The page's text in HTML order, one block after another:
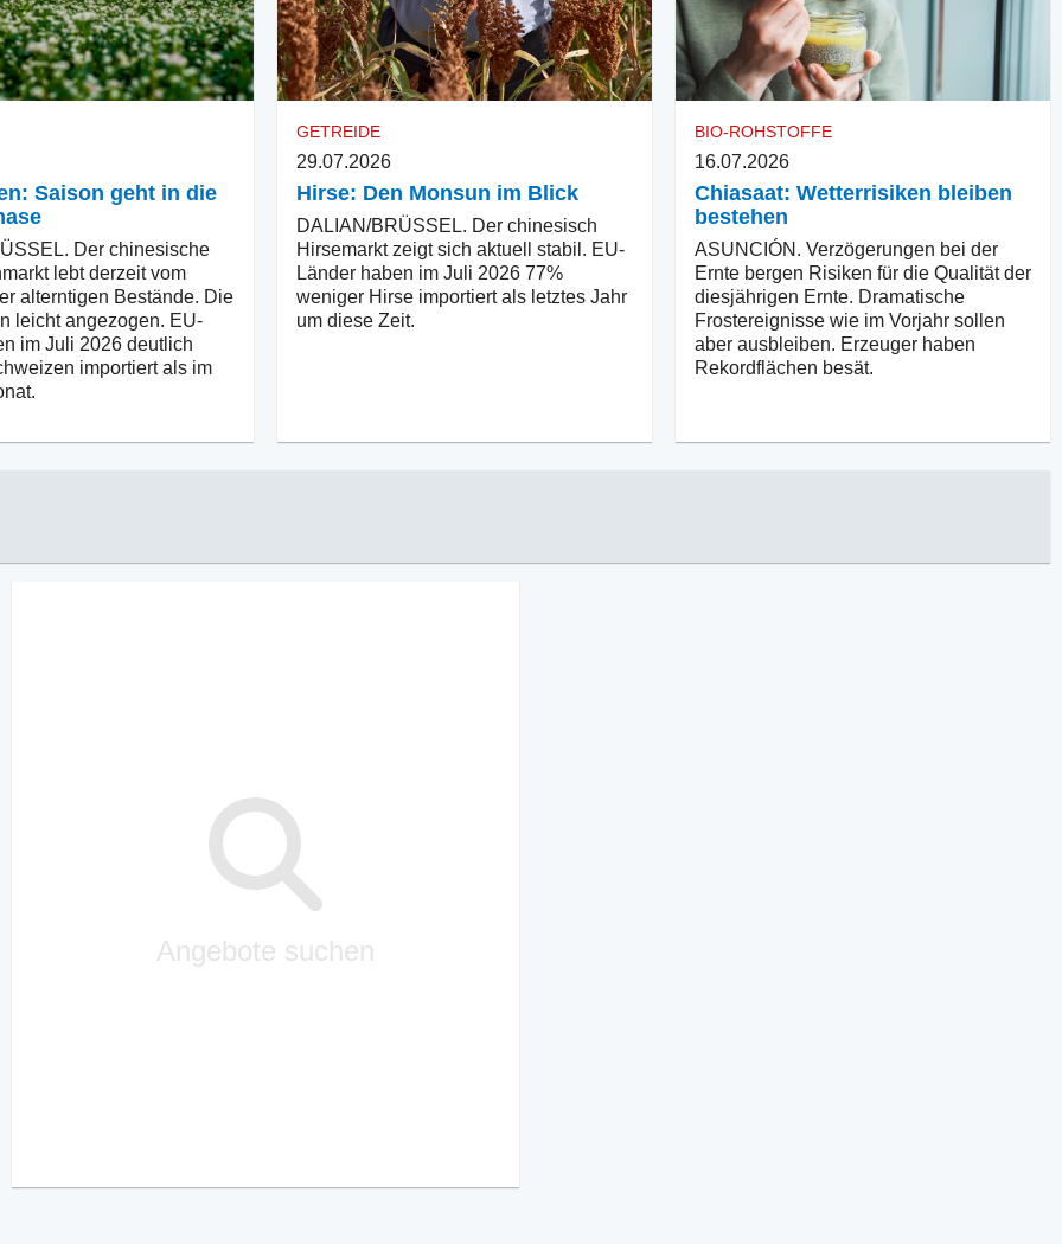
Saison geht in die
Der chinesische
lebt derzeit vom
alterntigen Bestände. Die
leicht angezogen. EU-
im Juli 2026 deutlich
importiert als im
GETREIDE
29.07.2026
Hirse: Den Monsun im Blick
DALIAN/BRÜSSEL. Der chinesisch
Hirsemarkt zeigt sich aktuell stabil. EU-
Länder haben im Juli 2026 77%
weniger Hirse importiert als letztes Jahr
um diese Zeit.
BIO-ROHSTOFFE
16.07.2026
Chiasaat: Wetterrisiken bleiben
bestehen
ASUNCIÓN. Verzögerungen bei der
Ernte bergen Risiken für die Qualität der
diesjährigen Ernte. Dramatische
Frostereignisse wie im Vorjahr sollen
aber ausbleiben. Erzeuger haben
Rekordflächen besät.
Angebote suchen